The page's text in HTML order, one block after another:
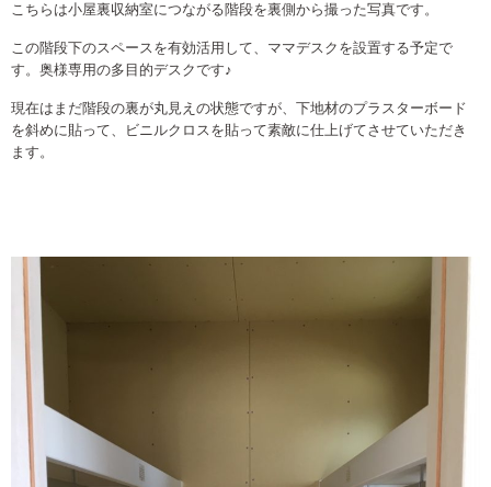
こちらは小屋裏収納室につながる階段を裏側から撮った写真です。
この階段下のスペースを有効活用して、ママデスクを設置する予定で
す。奥様専用の多目的デスクです♪
現在はまだ階段の裏が丸見えの状態ですが、下地材のプラスターボード
を斜めに貼って、ビニルクロスを貼って素敵に仕上げてさせていただき
ます。